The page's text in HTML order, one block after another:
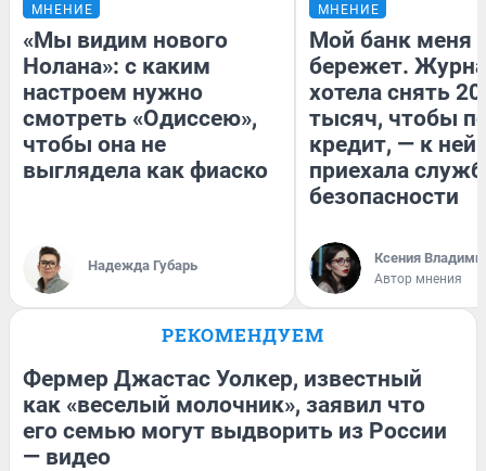
МНЕНИЕ
«Мы видим нового
Нолана»: с каким
настроем нужно
смотреть «Одиссею»,
чтобы она не
выглядела как фиаско
Надежда Губарь
МНЕНИЕ
Мой банк меня
бережет.
хотела снять
тысяч, чтобы
кредит, — к
приехала
безопасности
Ксения
Автор мнения
РЕКОМЕНДУЕМ
Фермер Джастас Уолкер, известный
как «веселый молочник», заявил что
его семью могут выдворить из России
— видео